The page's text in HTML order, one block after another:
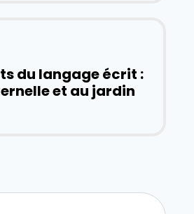
du langage écrit :
et au jardin